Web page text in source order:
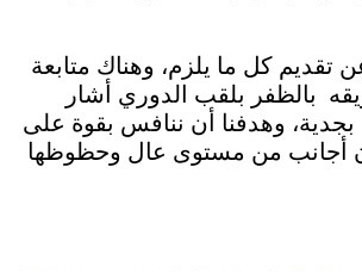
تقديم كل ما يلزم، وهناك متابعة
بالظفر بلقب الدوري أشار
بجدية، وهدفنا أن ننافس بقوة على
أجانب من مستوى عال وحظوظها